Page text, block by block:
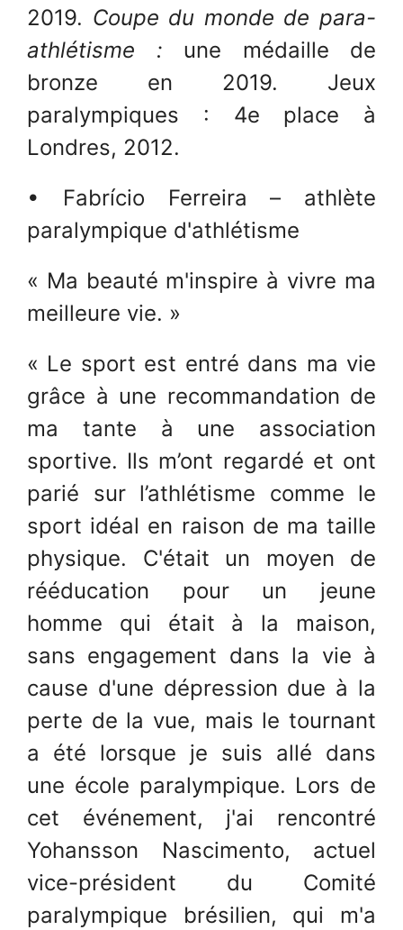
2019. Coupe du monde de para-
athlétisme : une médaille de
bronze en 2019. Jeux
paralympiques : 4e place à
Londres, 2012.
• Fabrício Ferreira – athlète
paralympique d'athlétisme
« Ma beauté m'inspire à vivre ma
meilleure vie. »
« Le sport est entré dans ma vie
grâce à une recommandation de
ma tante à une association
sportive. Ils m’ont regardé et ont
parié sur l’athlétisme comme le
sport idéal en raison de ma taille
physique. C'était un moyen de
rééducation pour un jeune
homme qui était à la maison,
sans engagement dans la vie à
cause d'une dépression due à la
perte de la vue, mais le tournant
a été lorsque je suis allé dans
une école paralympique. Lors de
cet événement, j'ai rencontré
Yohansson Nascimento, actuel
vice-président du Comité
paralympique brésilien, qui m'a